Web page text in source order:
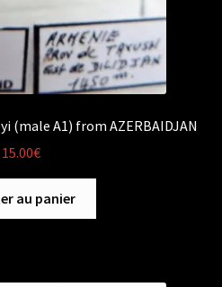
(male A1) from AZERBAIDJAN
15.00€
au panier